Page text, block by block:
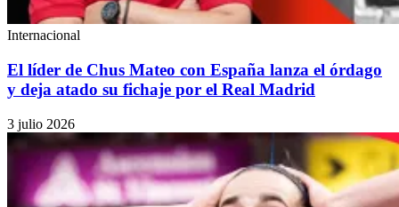
Internacional
El líder de Chus Mateo con España lanza el órdago
y deja atado su fichaje por el Real Madrid
3 julio 2026